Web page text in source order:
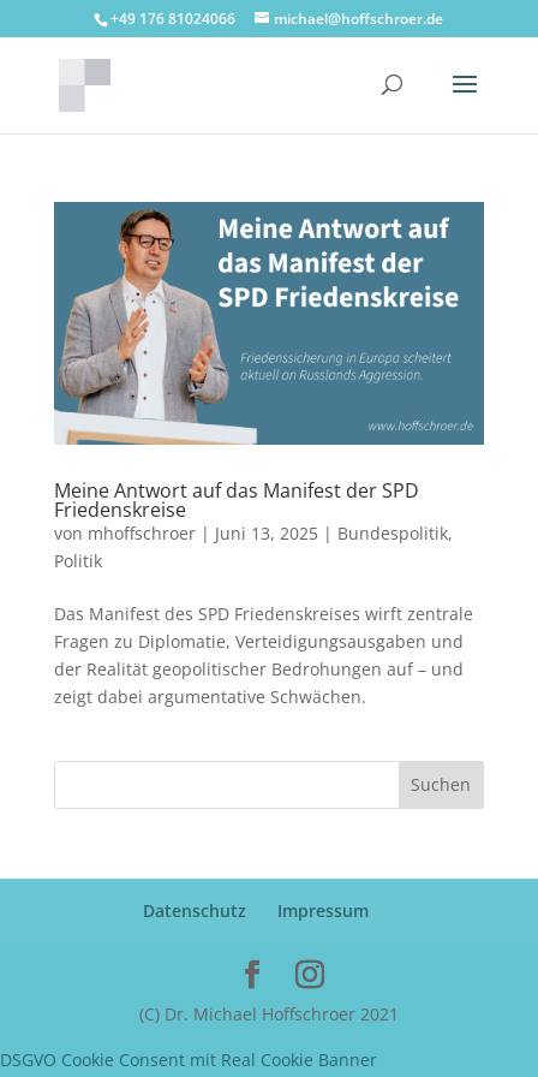
+49 176 81024066 michael@hoffschroer.de
Meine Antwort auf das Manifest der SPD
Friedenskreise
von mhoffschroer| Juni 13, 2025| Bundespolitik,
Politik
Das Manifest des SPD Friedenskreises wirft zentrale
Fragen zu Diplomatie, Verteidigungsausgaben und
der Realität geopolitischer Bedrohungen auf – und
zeigt dabei argumentative Schwächen.
Suchen
Datenschutz Impressum
(C) Dr. Michael Hoffschroer 2021
DSGVO Cookie Consent mit Real Cookie Banner